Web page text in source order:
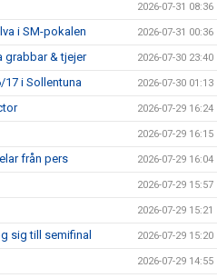
2026-07-31 08:36
i SM-pokalen 2026-07-31 00:36
grabbar & tjejer 2026-07-30 23:40
17 i Sollentuna 2026-07-30 01:13
2026-07-29 16:24
2026-07-29 16:15
från pers 2026-07-29 16:04
2026-07-29 15:57
2026-07-29 15:21
sig till semifinal 2026-07-29 15:20
2026-07-29 14:55